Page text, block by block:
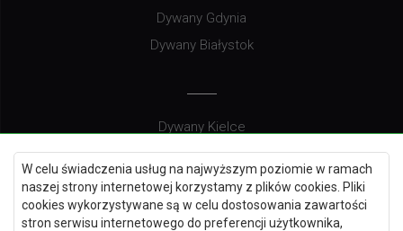
W celu świadczenia usług na najwyższym poziomie w ramach
naszej strony internetowej korzystamy z plików cookies. Pliki
cookies wykorzystywane są w celu dostosowania zawartości
stron serwisu internetowego do preferencji użytkownika,
Dywany Gdynia
Dywany Białystok
Dywany Kielce
Dywany Gdańsk
Dywany Toruń
Dywany Bydgoszcz